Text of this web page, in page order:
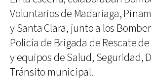
Voluntarios de Madariaga,
y Santa Clara, junto a los
Policía de Brigada de Rescate
y equipos de Salud, Seguridad,
Tránsito municipal.